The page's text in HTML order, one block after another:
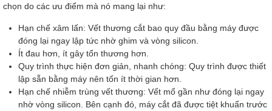
chọn do các ưu điểm mà nó mang lại như:
Hạn chế xâm lấn: Vết thương cắt bao quy đầu bằng máy được
đóng lại ngay lập tức nhờ ghim và vòng silicon.
Ít đau hơn, ít gây tổn thương hơn.
Quy trình thực hiện đơn giản, nhanh chóng: Quy trình được thiết
lập sẵn bằng máy nên tốn ít thời gian hơn.
Hạn chế nhiễm trùng vết thương: Vết mổ gần như đóng lại ngay
nhờ vòng silicon. Bên cạnh đó, máy cắt đã được tiệt khuẩn trước